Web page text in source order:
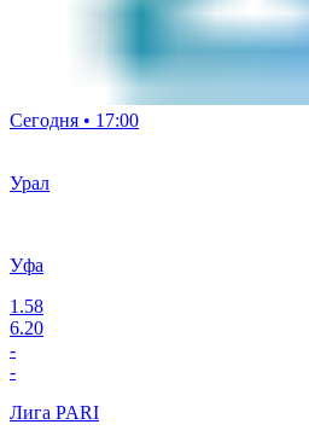
Сегодня • 17:00
Урал
Уфа
1.58
6.20
-
-
Лига PARI